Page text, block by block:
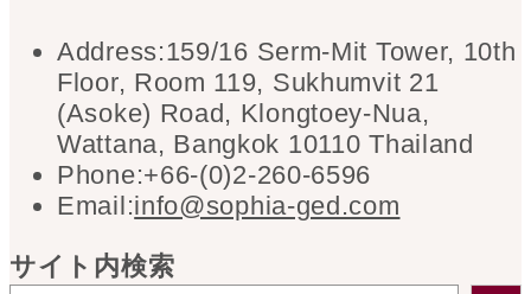
Address:159/16 Serm-Mit Tower, 10th
Floor, Room 119, Sukhumvit 21
(Asoke) Road, Klongtoey-Nua,
Wattana, Bangkok 10110 Thailand
Phone:+66-(0)2-260-6596
Email:info@sophia-ged.com
サイト内検索